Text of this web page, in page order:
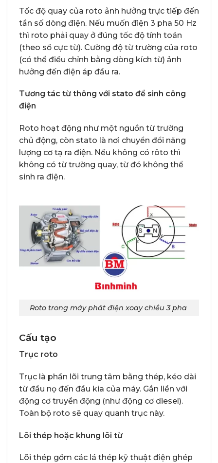
Tốc độ quay của roto ảnh hưởng trực tiếp đến
tần số dòng điện. Nếu muốn điện 3 pha 50 Hz
thì roto phải quay ở đúng tốc độ tính toán
(theo số cực từ). Cường độ từ trường của roto
(có thể điều chỉnh bằng dòng kích từ) ảnh
hưởng đến điện áp đầu ra.
Tương tác từ thông với stato để sinh công
điện
Roto hoạt động như một nguồn từ trường
chủ động, còn stato là nơi chuyển đổi năng
lượng cơ tạ ra điện. Nếu không có rôto thì
không có từ trường quay, từ đó không thể
sinh ra điện.
Roto trong máy phát điện xoay chiều 3 pha
Cấu tạo
Trục roto
Trục là phần lõi trung tâm bằng thép, kéo dài
từ đầu nọ đến đầu kia của máy. Gắn liền với
động cơ truyền động (như động cơ diesel).
Toàn bộ roto sẽ quay quanh trục này.
Lõi thép hoặc khung lõi từ
Lõi thép gồm các lá thép kỹ thuật điện ghép